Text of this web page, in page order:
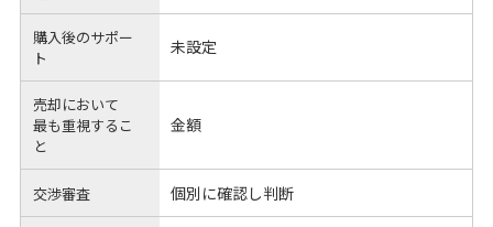
購入後のサポー
ト
未設定
売却において
最も重視するこ
と
金額
交渉審査 個別に確認し判断